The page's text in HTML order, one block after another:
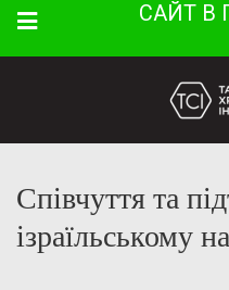
Menu САЙТ В
Співчуття та
ізраїльському